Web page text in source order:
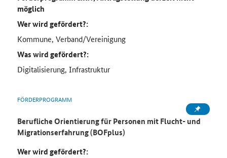
möglich
Wer wird gefördert?:
Kommune, Verband/Vereinigung
Was wird gefördert?:
Digitalisierung, Infrastruktur
FÖRDERPROGRAMM
Berufliche Orientierung für Personen mit Flucht- und
Migrationserfahrung (BOFplus)
Wer wird gefördert?: